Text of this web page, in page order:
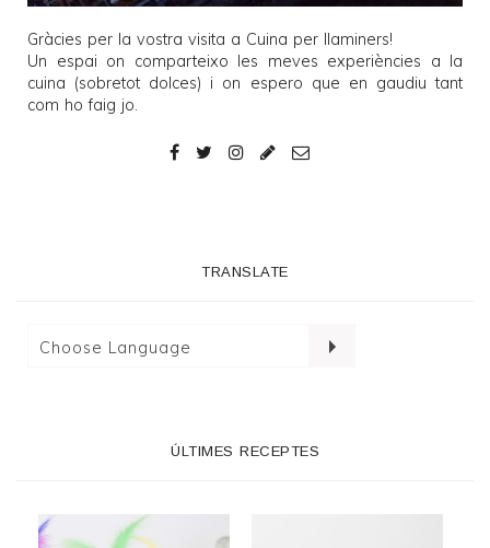
Gràcies per la vostra visita a Cuina per llaminers!
Un espai on comparteixo les meves experiències a la
cuina (sobretot dolces) i on espero que en gaudiu tant
com ho faig jo.
TRANSLATE
ÚLTIMES RECEPTES